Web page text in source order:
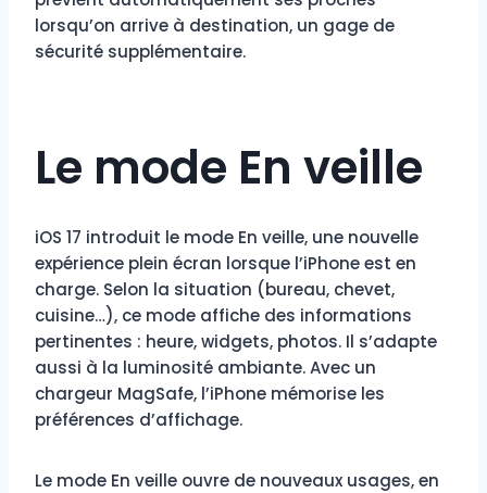
lorsqu’on arrive à destination, un gage de
sécurité supplémentaire.
Le mode En veille
iOS 17 introduit le mode En veille, une nouvelle
expérience plein écran lorsque l’iPhone est en
charge. Selon la situation (bureau, chevet,
cuisine…), ce mode affiche des informations
pertinentes : heure, widgets, photos. Il s’adapte
aussi à la luminosité ambiante. Avec un
chargeur MagSafe, l’iPhone mémorise les
préférences d’affichage.
Le mode En veille ouvre de nouveaux usages, en